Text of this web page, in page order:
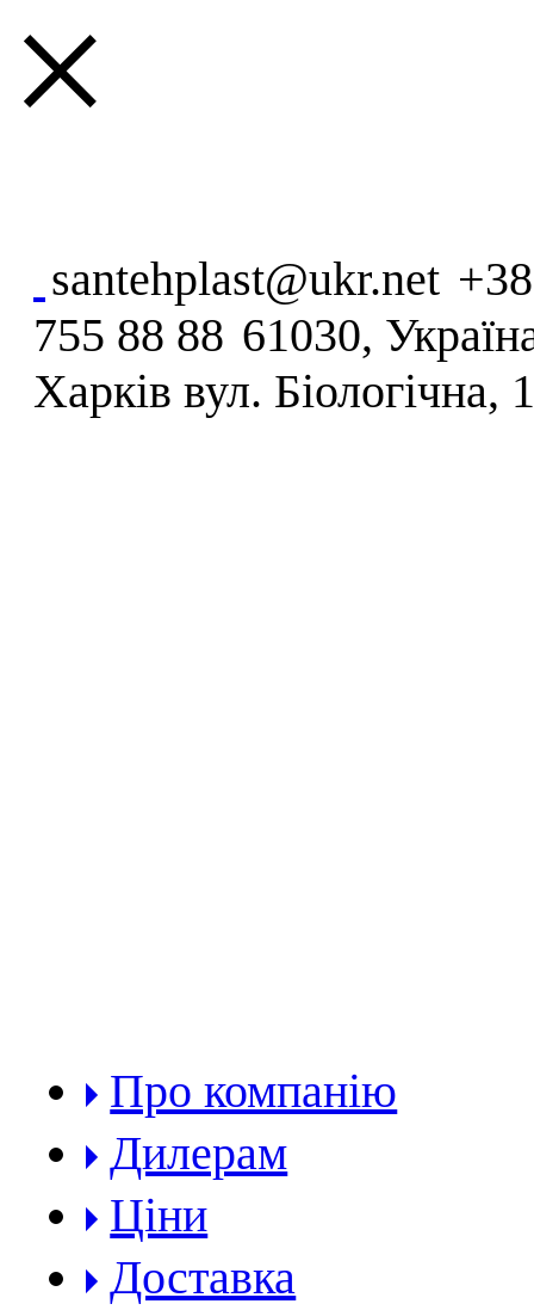
×
santehplast@ukr.net
755 88 88 61030,
Харків вул. Біологічна,
Про компанію
Дилерам
Ціни
Доставка